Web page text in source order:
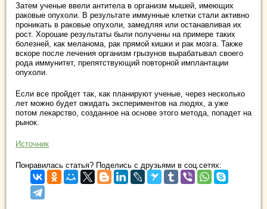
Затем ученые ввели антитела в организм мышей, имеющих
раковые опухоли. В результате иммунные клетки стали активно
проникать в раковые опухоли, замедляя или останавливая их
рост. Хорошие результаты были получены на примере таких
болезней, как меланома, рак прямой кишки и рак мозга. Также
вскоре после лечения организм грызунов вырабатывал своего
рода иммунитет, препятствующий повторной имплантации
опухоли.
Если все пройдет так, как планируют ученые, через несколько
лет можно будет ожидать экспериментов на людях, а уже
потом лекарство, созданное на основе этого метода, попадет на
рынок.
Источник
Понравилась статья? Поделись с друзьями в соц.сетях: